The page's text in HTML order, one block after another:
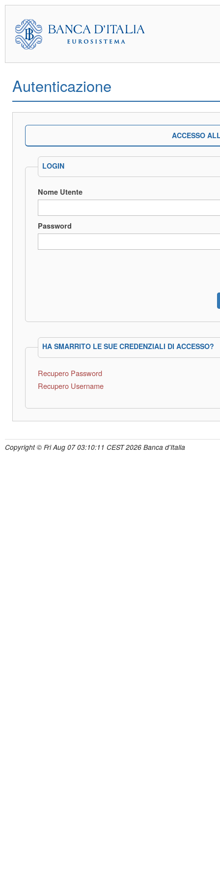
Autenticazione
ACCESSO
LOGIN
Nome Utente
Password
HA SMARRITO LE SUE CREDENZIALI DI ACCESSO?
Recupero Password
Recupero Username
Copyright © Fri Aug 07 03:10:11 CEST 2026 Banca d'Italia